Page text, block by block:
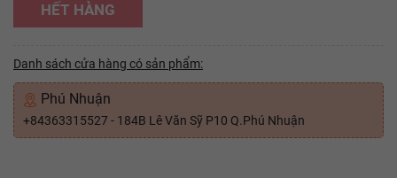
HẾT HÀNG
Danh sách cửa hàng có sản phẩm:
Phú Nhuận
+84363315527 - 184B Lê Văn Sỹ P10 Q.Phú Nhuận